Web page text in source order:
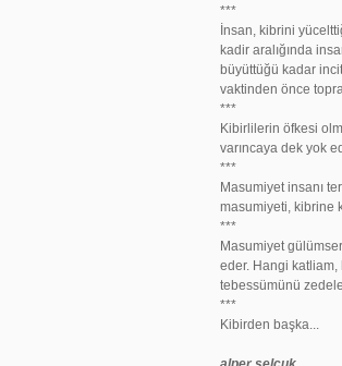
***
İnsan, kibrini
kadir aralığında
büyüttüğü kadar
vaktinden önce
***
Kibirlilerin öfkesi
varıncaya dek yok
***
Masumiyet insanı
masumiyeti, kibrine
***
Masumiyet
eder. Hangi katliam,
tebessümünü
***
Kibirden başka...